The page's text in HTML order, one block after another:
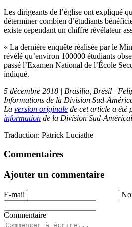
Les dirigeants de l’église ont expliqué
déterminer combien d’étudiants
existe cependant un chiffre révélateur
« La dernière enquête réalisée par le
révélé qu’environ 100000 étudiants
passé l’Examen National de l’École
indiqué.
5 décembre 2018 | Brasilia, Brésil |
Informations de la Division Sud-
La version originale de cet article a été
information de la Division Sud-
Traduction: Patrick Luciathe
Commentaires
Ajouter un commentaire
E-mail
Commentaire